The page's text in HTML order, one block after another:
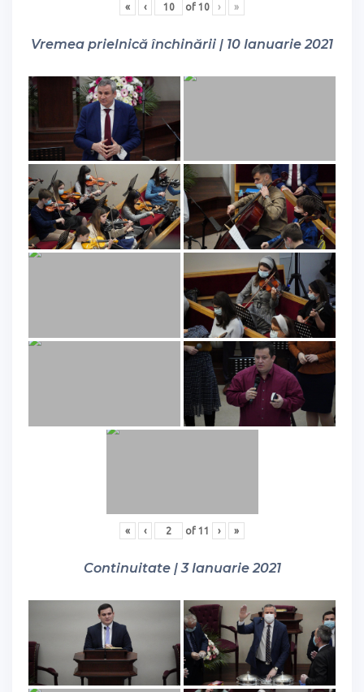
« ‹ of 10 › »
Vremea prielnică închinării | 10 Ianuarie 2021
« ‹ of 11 › »
Continuitate | 3 Ianuarie 2021